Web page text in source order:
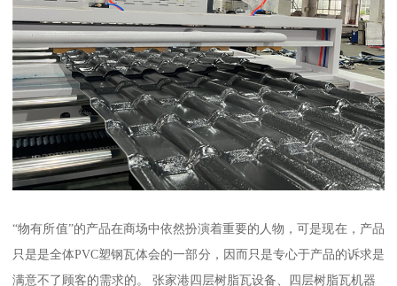
“物有所值”的产品在商场中依然扮演着重要的人物，可是现在，产品
只是是全体PVC塑钢瓦体会的一部分，因而只是专心于产品的诉求是
满意不了顾客的需求的。 张家港四层树脂瓦设备、四层树脂瓦机器